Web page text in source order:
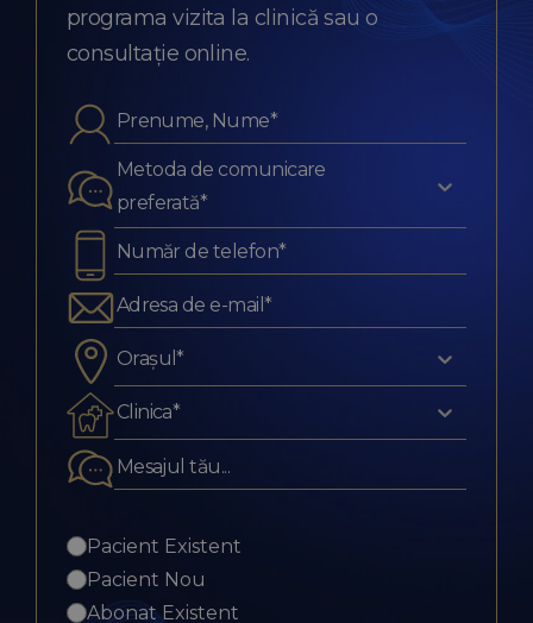
programa vizita la clinică sau o
consultație online.
Metoda de comunicare
preferată*
Orașul*
Clinica*
Pacient Existent
Pacient Nou
Abonat Existent